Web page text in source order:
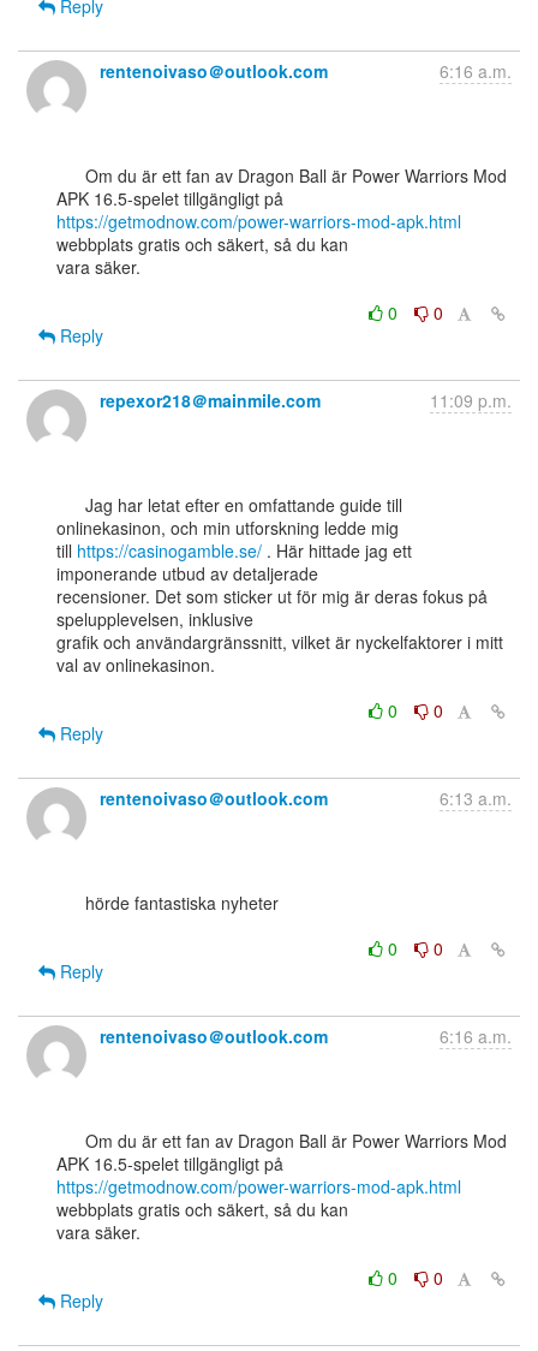
Reply
rentenoivaso＠outlook.com 6:16 a.m.
https://getmodnow.com/power-warriors-mod-apk.html
webbplats gratis och säkert, så du kan
vara säker.
0
0
Reply
repexor218＠mainmile.com 11:09 p.m.
onlinekasinon, och min utforskning ledde mig
till https://casinogamble.se/ . Här hittade jag ett
imponerande utbud av detaljerade
recensioner. Det som sticker ut för mig är deras fokus på
spelupplevelsen, inklusive
grafik och användargränssnitt, vilket är nyckelfaktorer i mitt
val av onlinekasinon.
0
0
Reply
rentenoivaso＠outlook.com 6:13 a.m.
0
0
Reply
rentenoivaso＠outlook.com 6:16 a.m.
https://getmodnow.com/power-warriors-mod-apk.html
webbplats gratis och säkert, så du kan
vara säker.
0
0
Reply